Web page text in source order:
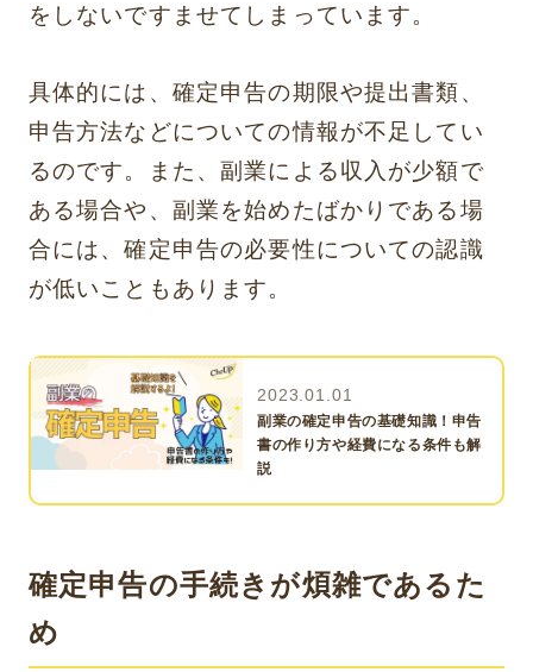
をしないですませてしまっています。
具体的には、確定申告の期限や提出書類、
申告方法などについての情報が不足してい
るのです。また、副業による収入が少額で
ある場合や、副業を始めたばかりである場
合には、確定申告の必要性についての認識
が低いこともあります。
2023.01.01
副業の確定申告の基礎知識！申告
書の作り方や経費になる条件も解
説
確定申告の手続きが煩雑であるた
め